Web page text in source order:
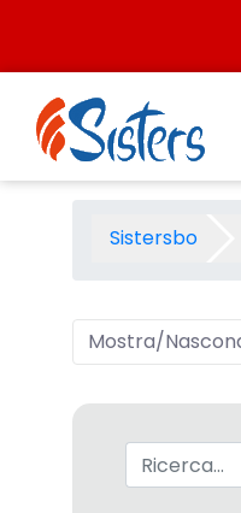
ANIMALI
Sistersbo
Mostra/
Barra di